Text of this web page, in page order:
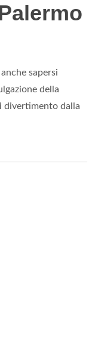
sapersi
della
divertimento dalla